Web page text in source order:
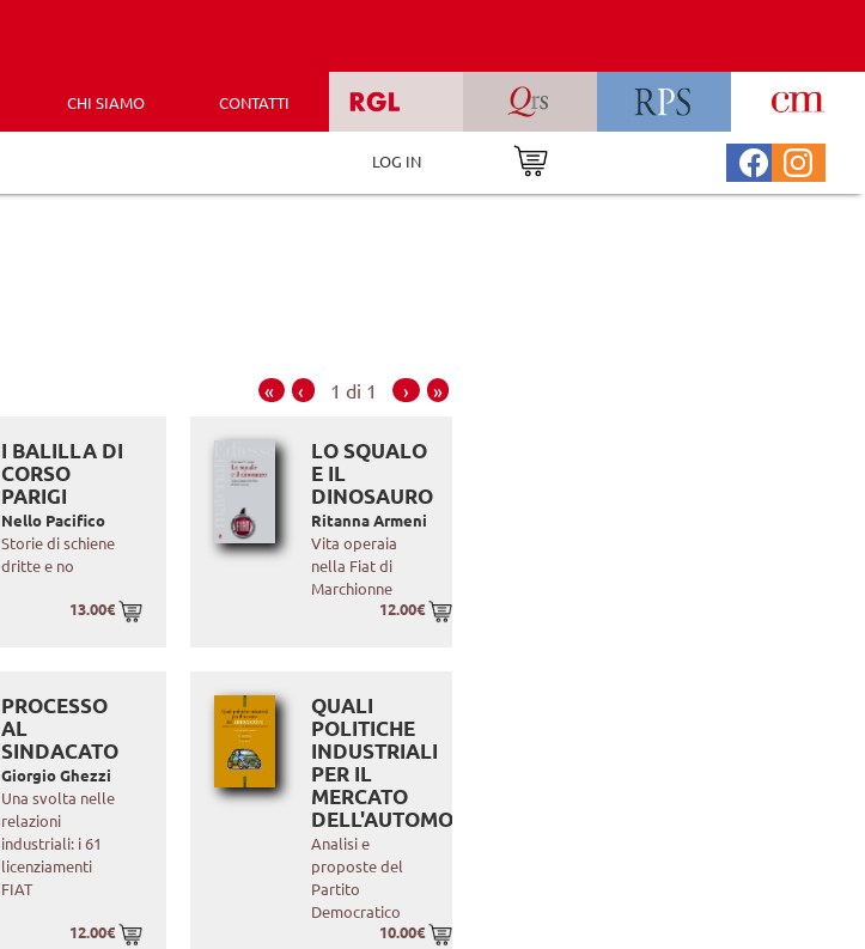
CHI SIAMO CONTATTI
LOG IN
« ‹ 1 di 1 › »
I BALILLA DI
CORSO
PARIGI
Nello Pacifico
Storie di schiene
dritte e no
13.00€
LO SQUALO
E IL
DINOSAURO
Ritanna Armeni
Vita operaia
nella Fiat di
Marchionne
12.00€
PROCESSO
AL
SINDACATO
Giorgio Ghezzi
Una svolta nelle
relazioni
industriali: i 61
licenziamenti
FIAT
12.00€
QUALI
POLITICHE
INDUSTRIALI
PER IL
MERCATO
DELL'AUTOMOTIVE
Analisi e
proposte del
Partito
Democratico
10.00€